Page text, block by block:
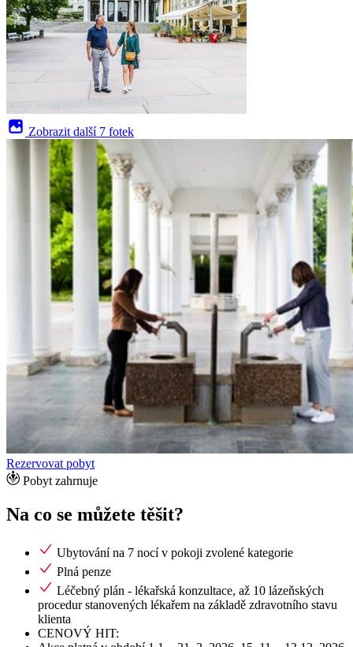
Zobrazit další 7 fotek
Rezervovat pobyt
Pobyt zahrnuje
Na co se můžete těšit?
Ubytování na 7 nocí v pokoji zvolené kategorie
Plná penze
Léčebný plán - lékařská konzultace, až 10 lázeňských
procedur stanovených lékařem na základě zdravotního stavu
klienta
CENOVÝ HIT: